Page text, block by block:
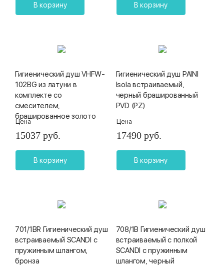
В корзину В корзину
Гигиенический душ VHFW-
102BG из латуни в
комплекте со
смесителем,
брашированное золото
Цена
15037 руб.
В корзину
Гигиенический душ PAINI
Isola встраиваемый,
черный брашированный
PVD (PZ)
Цена
17490 руб.
В корзину
701/1BR Гигиенический душ
встраиваемый SCANDI с
пружинным шлангом,
бронза
708/1B Гигиенический душ
встраиваемый с полкой
SCANDI с пружинным
шлангом, черный